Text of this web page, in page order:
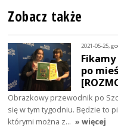
Zobacz także
2021-05-25,
po
Obrazkowy przewodnik po
się w tym tygodniu. Będzie to
którymi można z… » więcej